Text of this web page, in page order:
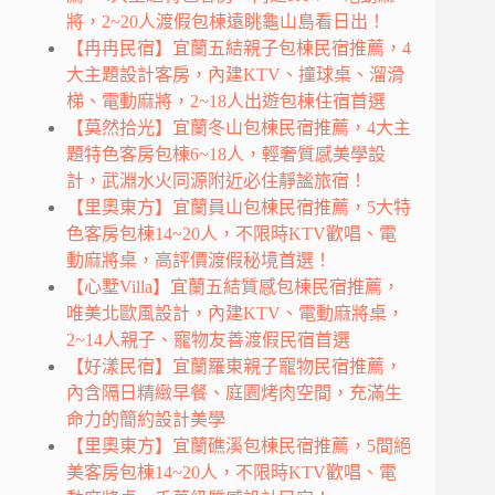
將，2~20人渡假包棟遠眺龜山島看日出！
【冉冉民宿】宜蘭五結親子包棟民宿推薦，4
大主題設計客房，內建KTV、撞球桌、溜滑
梯、電動麻將，2~18人出遊包棟住宿首選
【莫然拾光】宜蘭冬山包棟民宿推薦，4大主
題特色客房包棟6~18人，輕奢質感美學設
計，武淵水火同源附近必住靜謐旅宿！
【里奧東方】宜蘭員山包棟民宿推薦，5大特
色客房包棟14~20人，不限時KTV歡唱、電
動麻將桌，高評價渡假秘境首選！
【心墅Villa】宜蘭五結質感包棟民宿推薦，
唯美北歐風設計，內建KTV、電動麻將桌，
2~14人親子、寵物友善渡假民宿首選
【好漾民宿】宜蘭羅東親子寵物民宿推薦，
內含隔日精緻早餐、庭園烤肉空間，充滿生
命力的簡約設計美學
【里奧東方】宜蘭礁溪包棟民宿推薦，5間絕
美客房包棟14~20人，不限時KTV歡唱、電